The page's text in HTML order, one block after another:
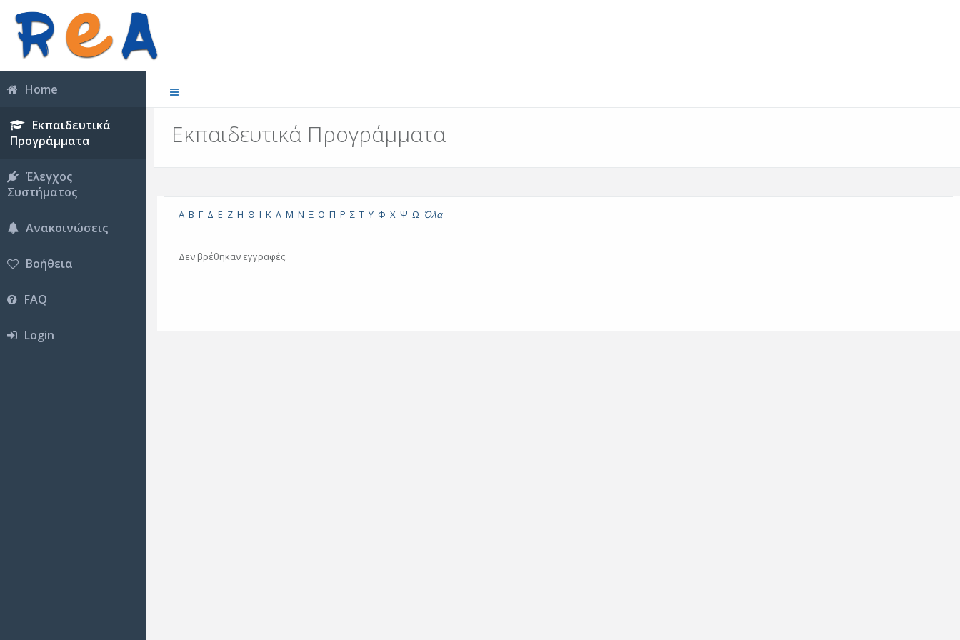
Home
Εκπαιδευτικά
Προγράμματα
Έλεγχος
Συστήματος
Ανακοινώσεις
Βοήθεια
FAQ
Login
Εκπαιδευτικά Προγράμματα
Α Β Γ Δ Ε Ζ Η Θ Ι Κ Λ Μ Ν Ξ Ο Π Ρ Σ Τ Υ Φ Χ Ψ Ω Όλα
Δεν βρέθηκαν εγγραφές.